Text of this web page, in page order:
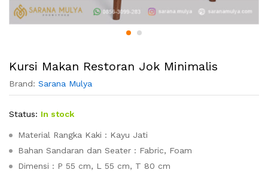
Kursi Makan Restoran Jok Minimalis
Brand: Sarana Mulya
Status: In stock
Material Rangka Kaki : Kayu Jati
Bahan Sandaran dan Seater : Fabric, Foam
Dimensi : P 55 cm, L 55 cm, T 80 cm